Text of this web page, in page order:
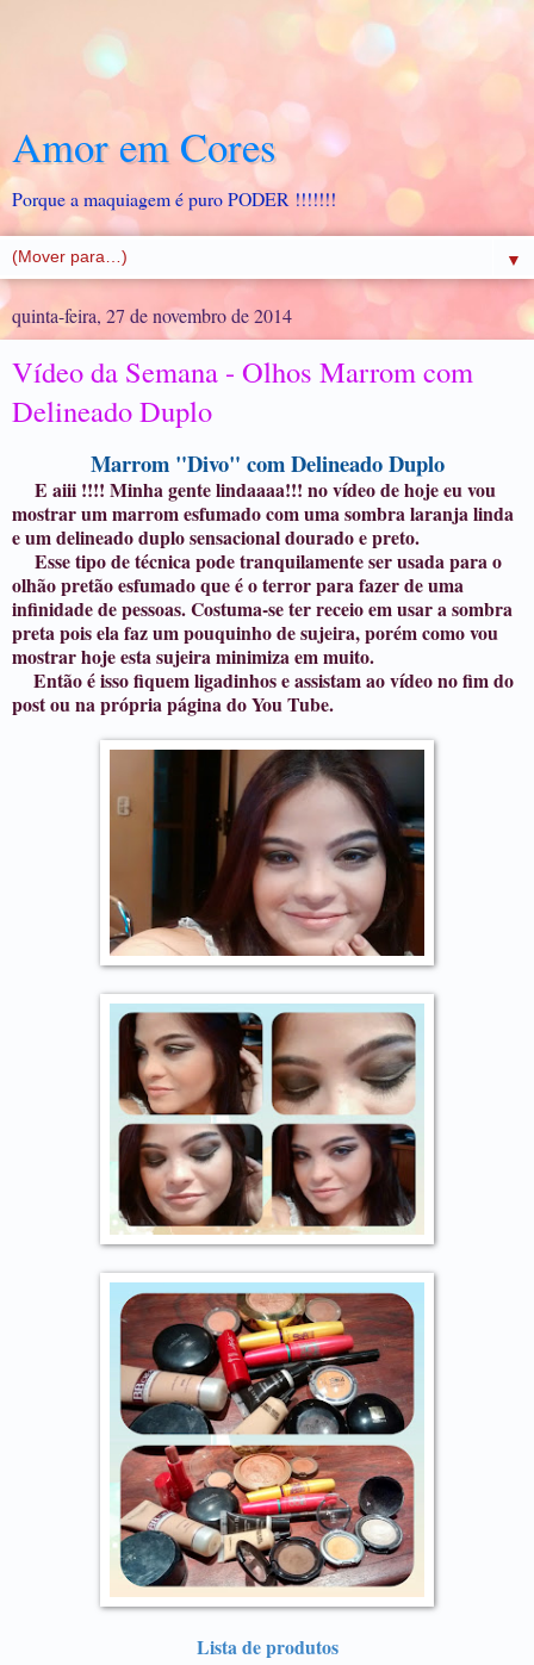
Amor em Cores
Porque a maquiagem é puro PODER !!!!!!!
▼
quinta-feira, 27 de novembro de 2014
Vídeo da Semana - Olhos Marrom com
Delineado Duplo
Marrom "Divo" com Delineado Duplo
E aiii !!!! Minha gente lindaaaa!!! no vídeo de hoje eu vou
mostrar um marrom esfumado com uma sombra laranja linda
e um delineado duplo sensacional dourado e preto.
Esse tipo de técnica pode tranquilamente ser usada para o
olhão pretão esfumado que é o terror para fazer de uma
infinidade de pessoas. Costuma-se ter receio em usar a sombra
preta pois ela faz um pouquinho de sujeira, porém como vou
mostrar hoje esta sujeira minimiza em muito.
Então é isso fiquem ligadinhos e assistam ao vídeo no fim do
post ou na própria página do You Tube.
Lista de produtos